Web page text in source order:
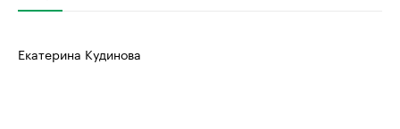
Екатерина Кудинова